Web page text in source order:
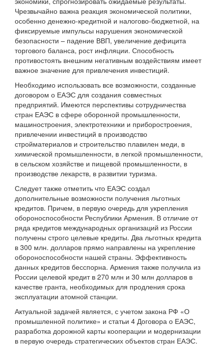
Чрезвычайно важна реакция экономической политики,
особенно денежно-кредитной и налогово-бюджетной, на
фиксируемые импульсы нарушения экономической
безопасности – падение ВВП, увеличение дефицита
торгового баланса, рост инфляции. Способность
противостоять внешним негативным воздействиям имеет
важное значение для привлечения инвестиций.
Необходимо использовать все возможности, созданные
договором о ЕАЭС для создания совместных
предприятий. Имеются перспективы сотрудничества
стран ЕАЭС в сфере оборонной промышленности,
машиностроения, электротехники и приборостроения,
привлечении инвестиций в производство
стройматериалов и строительство плавилен меди, в
химической промышленности, в легкой промышленности,
в сельском хозяйстве и пищевой промышленности, в
производстве лекарств, в развитии туризма.
Следует также отметить что ЕАЭС создал
дополнительные возможности получения льготных
кредитов. Причем, в первую очередь для укрепления
обороноспособности Республики Армения. В отличие от
ряда кредитов международных организаций из России
получены строго целевые кредиты. Два льготных кредита
в 300 млн. долларов прямо направлены на укрепление
обороноспособности нашей страны. Эффективность
данных кредитов бесспорна. Армения также получила из
России целевой кредит в 270 млн и 30 млн долларов в
качестве гранта, необходимых для продления срока
эксплуатации атомной станции.
Актуальной задачей является, с учетом закона РФ «О
промышленной политике» и статьи 4 Договора о ЕАЭС,
разработка дорожной карты кооперации и модернизации
в первую очередь стратегических объектов стран ЕАЭС.